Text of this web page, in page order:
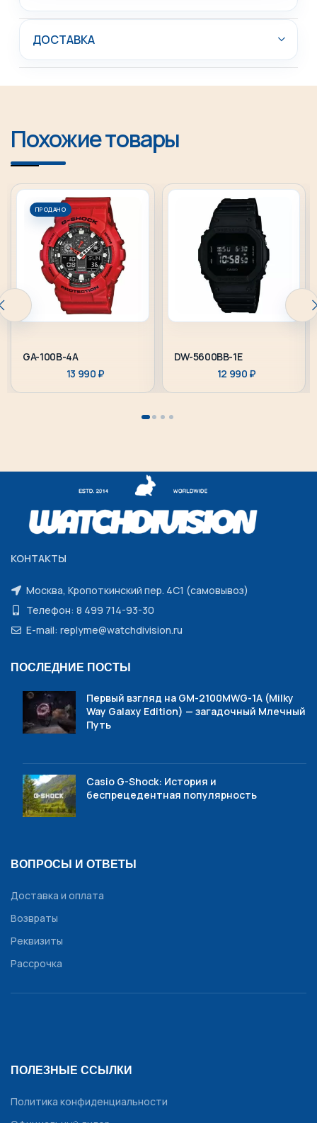
ДОСТАВКА
Похожие товары
ПРОДАНО
GA-100B-4A
13 990 ₽
DW-5600BB-1E
12 990 ₽
КОНТАКТЫ
Москва, Кропоткинский пер. 4С1 (самовывоз)
Телефон: 8 499 714-93-30
E-mail: replyme@watchdivision.ru
ПОСЛЕДНИЕ ПОСТЫ
Первый взгляд на GM-2100MWG-1A (Milky
Way Galaxy Edition) — загадочный Млечный
Путь
Casio G-Shock: История и
беспрецедентная популярность
ВОПРОСЫ И ОТВЕТЫ
Доставка и оплата
Возвраты
Реквизиты
Рассрочка
ПОЛЕЗНЫЕ ССЫЛКИ
Политика конфиденциальности